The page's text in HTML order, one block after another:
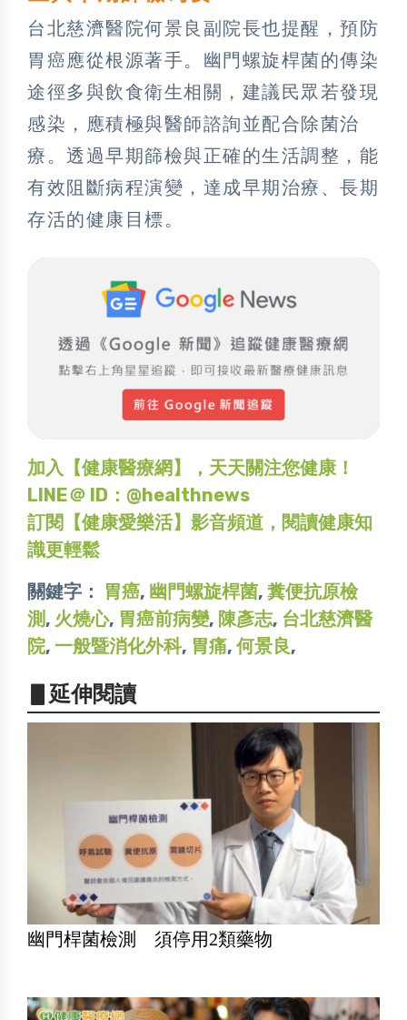
台北慈濟醫院何景良副院長也提醒，預防
胃癌應從根源著手。幽門螺旋桿菌的傳染
途徑多與飲食衛生相關，建議民眾若發現
感染，應積極與醫師諮詢並配合除菌治
療。透過早期篩檢與正確的生活調整，能
有效阻斷病程演變，達成早期治療、長期
存活的健康目標。
加入【健康醫療網】，天天關注您健康！
LINE＠ ID：@healthnews
訂閱【健康愛樂活】影音頻道，閱讀健康知
識更輕鬆
關鍵字： 胃癌, 幽門螺旋桿菌, 糞便抗原檢
測, 火燒心, 胃癌前病變, 陳彥志, 台北慈濟醫
院, 一般暨消化外科, 胃痛, 何景良,
▋延伸閱讀
幽門桿菌檢測 須停用2類藥物